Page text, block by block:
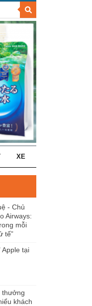
XE
- Chủ
Airways:
mỗi
tế”
Apple tại
thưởng
khách